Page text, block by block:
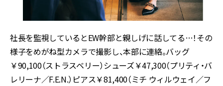
社長を監視しているとEW幹部と親しげに話してる…！その
様子をめがね型カメラで撮影し、本部に連絡。バッグ
￥90,100（ストラスベリー）シューズ￥47,300（プリティ・バ
レリーナ／F.E.N.）ピアス￥81,400（ミチ ウィルウェイ／フ